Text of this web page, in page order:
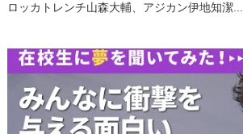
ロッカトレンチ山森大輔、アジカン伊地知潔...